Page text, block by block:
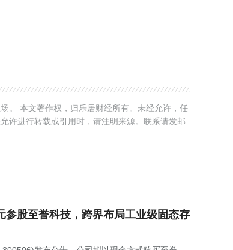
。 本文著作权，归乐居财经所有。未经允许，任
许进行转载或引用时，请注明来源。联系请发邮
参股至誉科技，跨界布局工业级固态存